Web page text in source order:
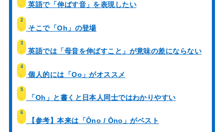
.
英語で「伸ばす音」を表現したい
2
そこで「Oh」の登場
3
.
英語では「母音を伸ばすこと」が意味の差にならない
4
個人的には「Oo」がオススメ
5
「Oh」と書くと日本人同士ではわかりやすい
6
.
【参考】本来は「Ôno / Ōno」がベスト